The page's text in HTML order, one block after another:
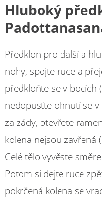
Hluboký
Předklon pro další a
nohy, spojte ruce a
předkloňte se v bocích
nedopusťte ohnutí se
za zády, otevřete
kolena nejsou zavřená
Celé tělo vyvěste
Potom si dejte ruce
pokrčená kolena se